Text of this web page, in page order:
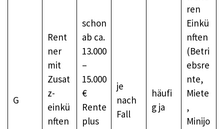
G
Rent
ner
mit
Zusat
z­
einkü
nften
schon
ab ca.
13.000
–
15.000
€
Rente
plus
je
nach
Fall
häufi
g ja
ren
Einkü
nften
(Betri
ebsre
nte,
Miete
,
Minijo